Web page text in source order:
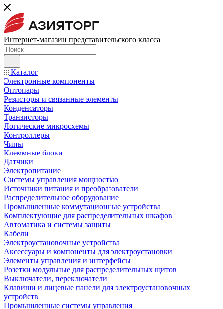
Интернет-магазин представительского класса
Каталог
Электронные компоненты
Оптопары
Резисторы и связанные элементы
Конденсаторы
Транзисторы
Логические микросхемы
Контроллеры
Чипы
Клеммные блоки
Датчики
Электропитание
Системы управления мощностью
Источники питания и преобразователи
Распределительное оборудование
Промышленные коммутационные устройства
Комплектующие для распределительных шкафов
Автоматика и системы защиты
Кабели
Электроустановочные устройства
Аксессуары и компоненты для электроустановки
Элементы управления и интерфейсы
Розетки модульные для распределительных щитов
Выключатели, переключатели
Клавиши и лицевые панели для электроустановочных
устройств
Промышленные системы управления